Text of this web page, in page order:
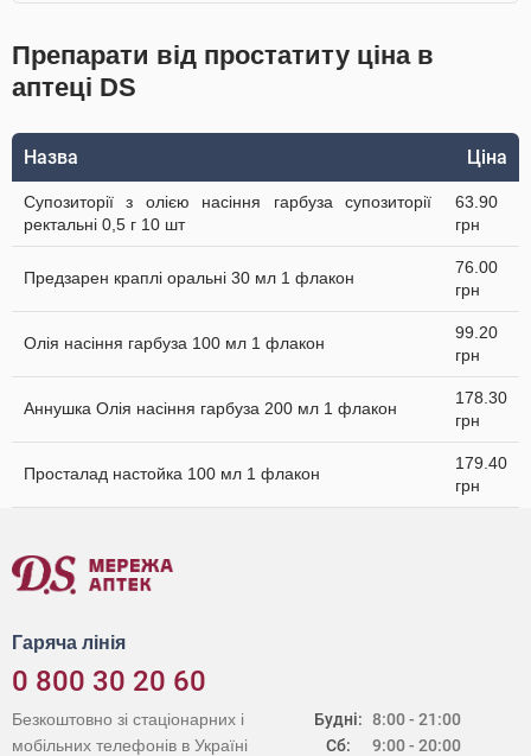
Препарати від простатиту ціна в
аптеці DS
Назва Ціна
Супозиторії з олією насіння гарбуза супозиторії
ректальні 0,5 г 10 шт
63.90
грн
Предзарен краплі оральні 30 мл 1 флакон
76.00
грн
Олія насіння гарбуза 100 мл 1 флакон
99.20
грн
Аннушка Олія насіння гарбуза 200 мл 1 флакон
178.30
грн
Просталад настойка 100 мл 1 флакон
179.40
грн
Гаряча лінія
0 800 30 20 60
Будні:
Сб:
8:00 - 21:00
9:00 - 20:00
Безкоштовно зі стаціонарних і
мобільних телефонів в Україні